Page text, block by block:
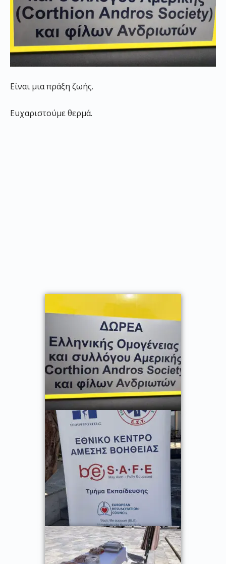
Είναι μια πράξη ζωής.
Ευχαριστούμε θερμά.